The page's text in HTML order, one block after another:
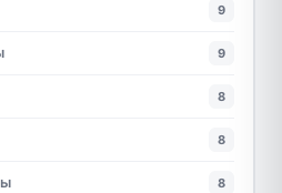
9
9
8
8
8